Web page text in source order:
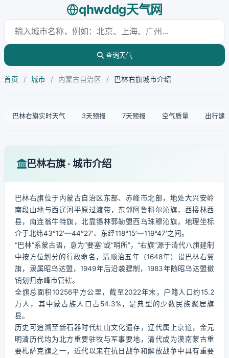
qhwddg天气网
查询天气
首页 / 城市 / 内蒙古自治区 / 巴林右旗城市介绍
巴林右旗实时天气 3天预报 7天预报 空气质量 出行建
巴林右旗 · 城市介绍
巴林右旗位于内蒙古自治区东部、赤峰市北部，地处大兴安岭
南段山地与西辽河平原过渡带，东邻阿鲁科尔沁旗，西接林西
县，南连翁牛特旗，北靠锡林郭勒盟西乌珠穆沁旗，地理坐标
介于北纬43°12′—44°27′、东经118°15′—119°47′之间。
“巴林”系蒙古语，意为“要塞”或“哨所”，“右旗”源于清代八旗建制
中按方位划分的行政命名，清顺治五年（1648年）设巴林右翼
旗，隶属昭乌达盟，1949年后沿袭建制，1983年随昭乌达盟撤
销划归赤峰市管辖。
全旗总面积10256平方公里，截至2022年末，户籍人口约15.2
万人，其中蒙古族人口占54.3%，是典型的少数民族聚居旗
县。
历史可追溯至新石器时代红山文化遗存，辽代属上京道，金元
明清历代均为北方重要驻牧与军事要地，清代成为漠南蒙古重
要札萨克旗之一，近代以来在抗日战争和解放战争中具有重要